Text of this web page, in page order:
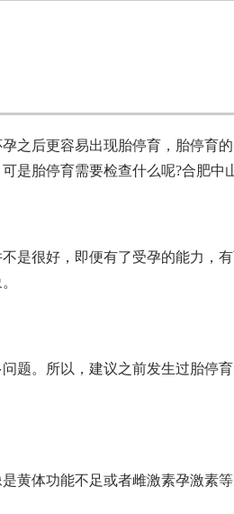
之后更容易出现胎停育，胎停育
是胎停育需要检查什么呢?合肥中
是很好，即便有了受孕的能力，
题。所以，建议之前发生过胎停
黄体功能不足或者雌激素孕激素